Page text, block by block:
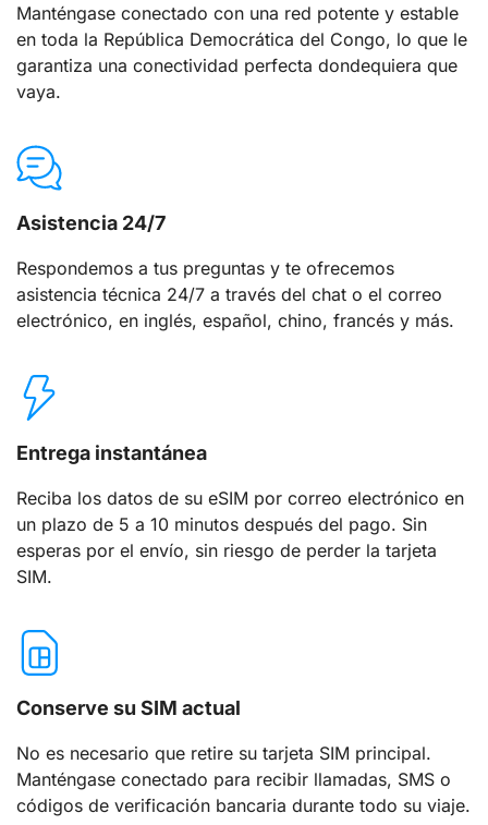
Manténgase conectado con una red potente y estable
en toda la República Democrática del Congo, lo que le
garantiza una conectividad perfecta dondequiera que
vaya.
Asistencia 24/7
Respondemos a tus preguntas y te ofrecemos
asistencia técnica 24/7 a través del chat o el correo
electrónico, en inglés, español, chino, francés y más.
Entrega instantánea
Reciba los datos de su eSIM por correo electrónico en
un plazo de 5 a 10 minutos después del pago. Sin
esperas por el envío, sin riesgo de perder la tarjeta
SIM.
Conserve su SIM actual
No es necesario que retire su tarjeta SIM principal.
Manténgase conectado para recibir llamadas, SMS o
códigos de verificación bancaria durante todo su viaje.